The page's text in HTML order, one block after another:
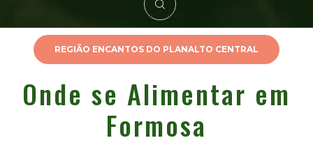
REGIÃO ENCANTOS DO PLANALTO CENTRAL
Onde se Alimentar em
Formosa